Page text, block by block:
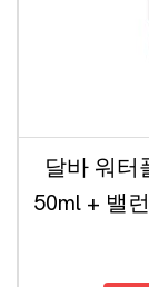
달바 워터
50ml + 밸